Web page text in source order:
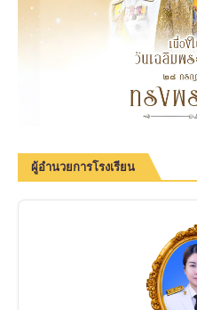
ผู้อำนวยการโรงเรียน